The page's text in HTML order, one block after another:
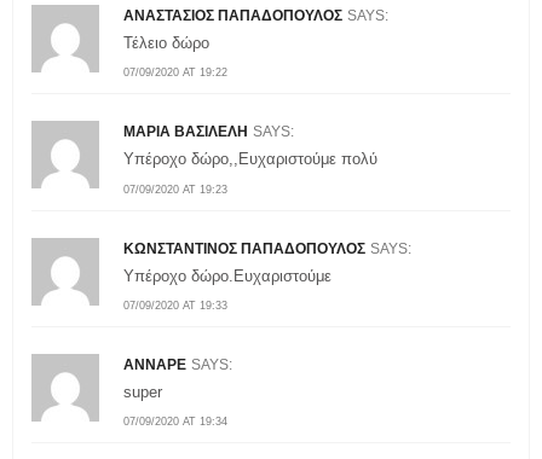
ΑΝΑΣΤΑΣΙΟΣ ΠΑΠΑΔΟΠΟΥΛΟΣ SAYS:
07/09/2020 AT 19:22
Τέλειο δώρο
ΜΑΡΙΑ ΒΑΣΙΛΕΛΗ SAYS:
07/09/2020 AT 19:23
Υπέροχο δώρο,,Ευχαριστούμε πολύ
KΩΝΣΤΑΝΤΙΝΟΣ ΠΑΠΑΔΟΠΟΥΛΟΣ SAYS:
07/09/2020 AT 19:33
Υπέροχο δώρο.Ευχαριστούμε
ANNAPE SAYS:
07/09/2020 AT 19:34
super